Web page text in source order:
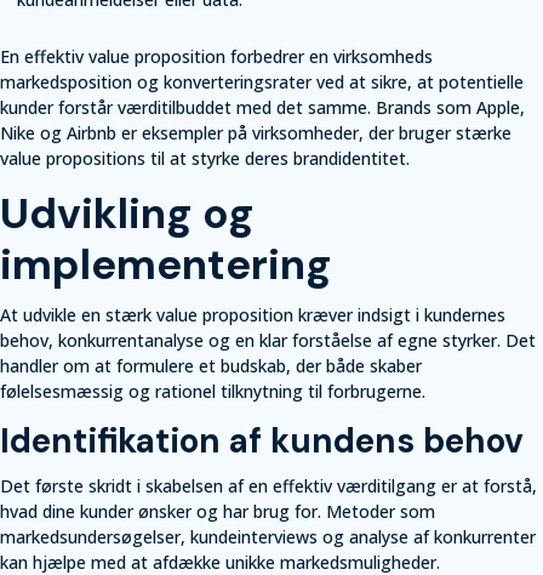
En effektiv value proposition forbedrer en virksomheds
markedsposition og konverteringsrater ved at sikre, at potentielle
kunder forstår værditilbuddet med det samme. Brands som Apple,
Nike og Airbnb er eksempler på virksomheder, der bruger stærke
value propositions til at styrke deres brandidentitet.
Udvikling og
implementering
At udvikle en stærk value proposition kræver indsigt i kundernes
behov, konkurrentanalyse og en klar forståelse af egne styrker. Det
handler om at formulere et budskab, der både skaber
følelsesmæssig og rationel tilknytning til forbrugerne.
Identifikation af kundens behov
Det første skridt i skabelsen af en effektiv værditilgang er at forstå,
hvad dine kunder ønsker og har brug for. Metoder som
markedsundersøgelser, kundeinterviews og analyse af konkurrenter
kan hjælpe med at afdække unikke markedsmuligheder.